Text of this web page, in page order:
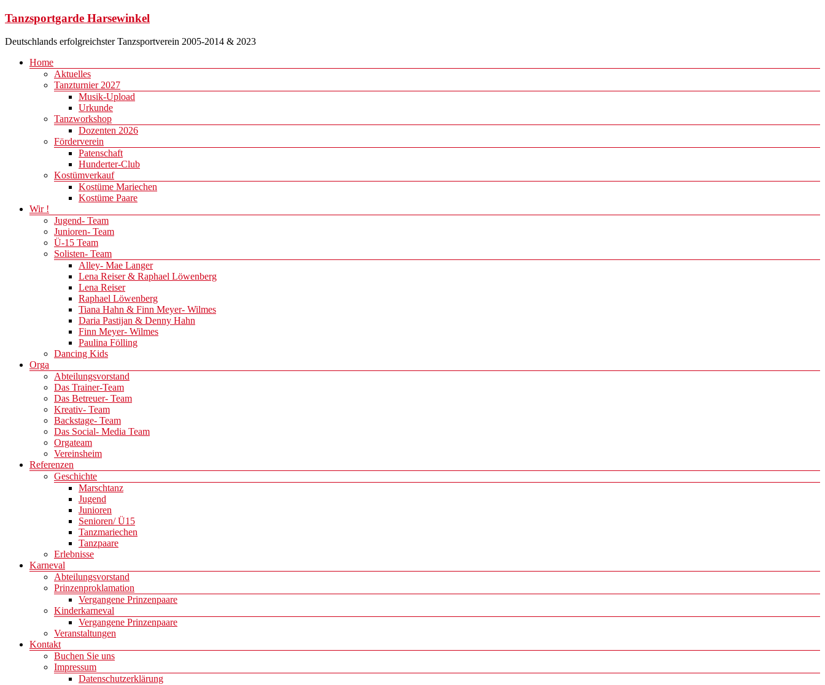
Zum
springen
Tanzsportgarde Harsewinkel
Deutschlands erfolgreichster Tanzsportverein 2005-2014 & 2023
Menü
Home
Aktuelles
Tanzturnier 2027
Musik-Upload
Urkunde
Tanzworkshop
Dozenten 2026
Förderverein
Patenschaft
Hunderter-Club
Kostümverkauf
Kostüme Mariechen
Kostüme Paare
Wir !
Jugend- Team
Junioren- Team
Ü-15 Team
Solisten- Team
Alley- Mae Langer
Lena Reiser & Raphael Löwenberg
Lena Reiser
Raphael Löwenberg
Tiana Hahn & Finn Meyer- Wilmes
Daria Pastijan & Denny Hahn
Finn Meyer- Wilmes
Paulina Fölling
Dancing Kids
Orga
Abteilungsvorstand
Das Trainer-Team
Das Betreuer- Team
Kreativ- Team
Backstage- Team
Das Social- Media Team
Orgateam
Vereinsheim
Referenzen
Geschichte
Marschtanz
Jugend
Junioren
Senioren/ Ü15
Tanzmariechen
Tanzpaare
Erlebnisse
Karneval
Abteilungsvorstand
Prinzenproklamation
Vergangene Prinzenpaare
Kinderkarneval
Vergangene Prinzenpaare
Veranstaltungen
Kontakt
Buchen Sie uns
Impressum
Datenschutzerklärung